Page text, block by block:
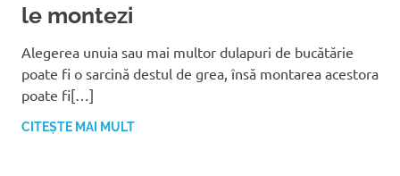
le montezi
Alegerea unuia sau mai multor dulapuri de bucătărie
poate fi o sarcină destul de grea, însă montarea acestora
poate fi[…]
CITEȘTE MAI MULT